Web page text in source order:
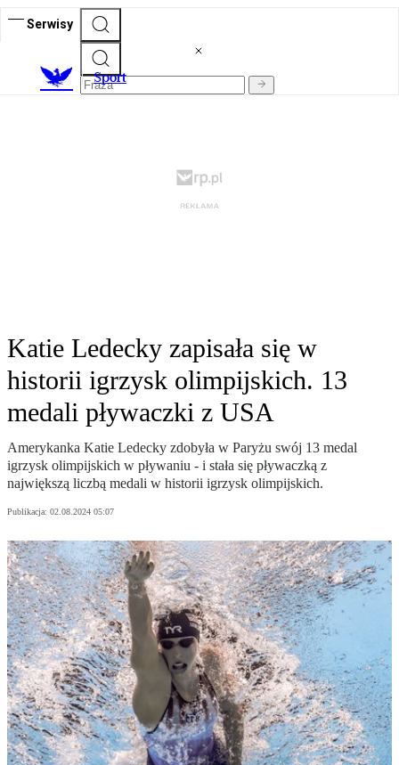
Serwisy
Sport
Katie Ledecky zapisała się w
historii igrzysk olimpijskich. 13
medali pływaczki z USA
Amerykanka Katie Ledecky zdobyła w Paryżu swój 13 medal
igrzysk olimpijskich w pływaniu - i stała się pływaczką z
największą liczbą medali w historii igrzysk olimpijskich.
Publikacja: 02.08.2024 05:07